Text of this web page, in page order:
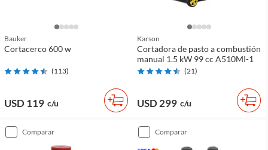
Bauker
Cortacerco 600 w
(113)
USD 119 c/u
Karson
Cortadora de pasto a combustión
manual 1.5 kW 99 cc A510MI-1
(21)
USD 299 c/u
comparar comparar